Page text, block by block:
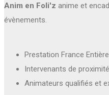
Anim en Foli'z anime et
évènements.
Prestation France Entière
Intervenants de proximité
Animateurs qualifiés et